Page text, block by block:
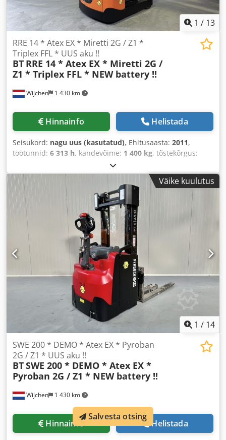
1 / 13
Wijchen 1 430 km
RRE 14 * Atex EX * Miretti 2G / Z1 *
Triplex FFL * UUS aku !!
BT RRE 14 * Atex EX * Miretti 2G /
Z1 * Triplex FFL * NEW battery !!
Hinnainfo Helistada
Seisukord: nagu uus (kasutatud), Ehitusaasta: 2011,
töötunnid: 6 313 h, kandevõime: 1 400 kg, tõstekõrgus:
elektriline
kolmekordne (triplex), ehituskõrgus:3 520 mm,
Väike kuulutus
1 / 14
Wijchen 1 430 km
SWE 200 * DEMO * Atex EX * Pyroban
2G / Z1 * UUS aku !!
BTSWE 200 * DEMO * Atex EX *
Pyroban 2G / Z1 * NEW battery !!
Hinnainfo Helistada
Salvesta otsing